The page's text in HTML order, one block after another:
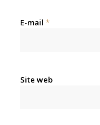
E-mail *
Site web